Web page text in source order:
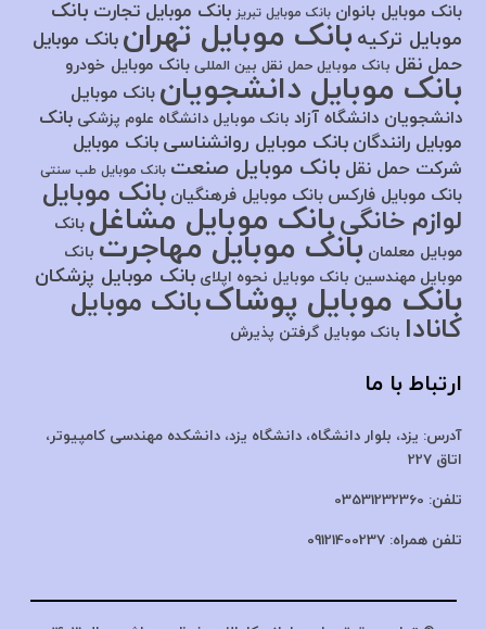
بانک موبایل بانوان بانک موبایل تبریز بانک موبایل تجارت بانک
موبایل ترکیه بانک موبایل تهران بانک موبایل
حمل نقل بانک موبایل حمل نقل بین المللی بانک موبایل خودرو
بانک موبایل دانشجویان بانک موبایل
دانشجویان دانشگاه آزاد بانک موبایل دانشگاه علوم پزشکی بانک
موبایل رانندگان بانک موبایل روانشناسی بانک موبایل
شرکت حمل نقل بانک موبایل صنعت بانک موبایل طب سنتی
بانک موبایل فارکس بانک موبایل فرهنگیان بانک موبایل
لوازم خانگیبانک موبایل مشاغلبانک
موبایل معلمان بانک موبایل مهاجرت بانک
موبایل مهندسین بانک موبایل نحوه اپلای بانک موبایل پزشکان
بانک موبایل پوشاکبانک موبایل
کانادا بانک موبایل گرفتن پذیرش
ارتباط با ما
آدرس: یزد، بلوار دانشگاه، دانشگاه یزد،دانشکده مهندسی کامپیوتر،
اتاق 227
تلفن: 03531232360
تلفن همراه: 09121400237